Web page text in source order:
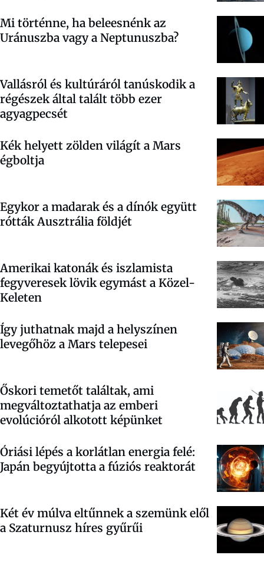
Mi történne, ha beleesnénk az
Uránuszba vagy a Neptunuszba?
Vallásról és kultúráról tanúskodik a
régészek által talált több ezer
agyagpecsét
Kék helyett zölden világít a Mars
égboltja
Egykor a madarak és a dínók együtt
rótták Ausztrália földjét
Amerikai katonák és iszlamista
fegyveresek lövik egymást a Közel-
Keleten
Így juthatnak majd a helyszínen
levegőhöz a Mars telepesei
Őskori temetőt találtak, ami
megváltoztathatja az emberi
evolúcióról alkotott képünket
Óriási lépés a korlátlan energia felé:
Japán begyújtotta a fúziós reaktorát
Két év múlva eltűnnek a szemünk elől
a Szaturnusz híres gyűrűi